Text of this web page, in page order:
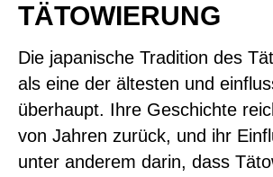
TÄTOWIERUNG
Die japanische Tradition des
als eine der ältesten und
überhaupt. Ihre Geschichte
von Jahren zurück, und ihr
unter anderem darin, dass